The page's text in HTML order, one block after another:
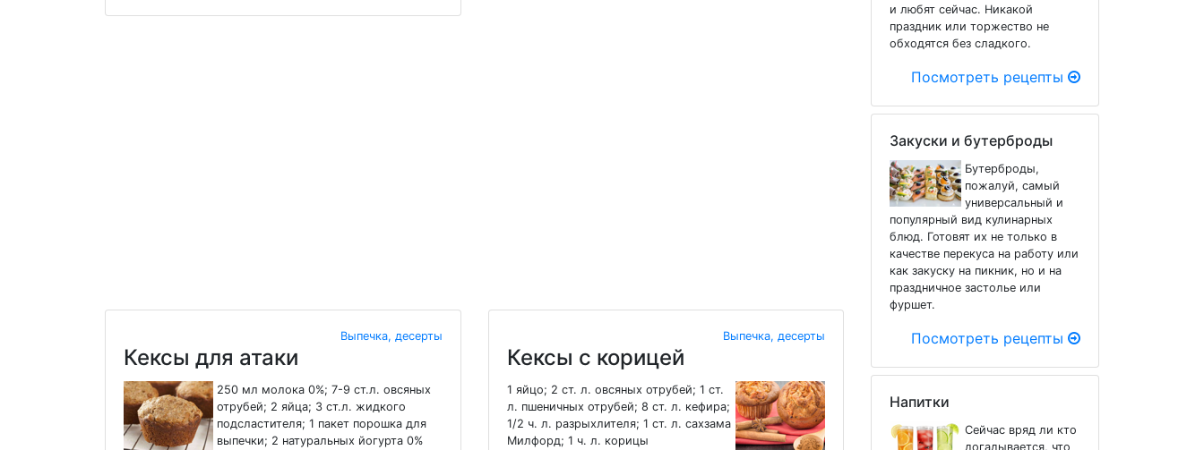
Выпечка, десерты
Кексы для атаки
250 мл молока 0%; 7-9 ст.л. овсяных
отрубей; 2 яйца; 3 ст.л. жидкого
подсластителя; 1 пакет порошка для
выпечки; 2 натуральных йогурта 0%
Выпечка, десерты
Кексы с корицей
1 яйцо; 2 ст. л. овсяных отрубей; 1 ст.
л. пшеничных отрубей; 8 ст. л. кефира;
1/2 ч. л. разрыхлителя; 1 ст. л. сахзама
Милфорд; 1 ч. л. корицы
и любят сейчас. Никакой
праздник или торжество не
обходятся без сладкого.
Посмотреть рецепты
Закуски и бутерброды
Бутерброды,
пожалуй, самый
универсальный и
популярный вид кулинарных
блюд. Готовят их не только в
качестве перекуса на работу или
как закуску на пикник, но и на
праздничное застолье или
фуршет.
Посмотреть рецепты
Напитки
Сейчас вряд ли кто
догадывается, что